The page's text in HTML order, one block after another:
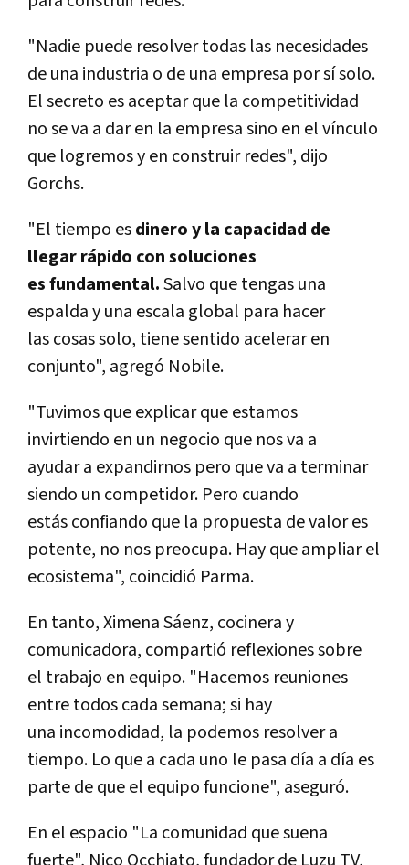
"Nadie puede resolver todas las necesidades
de una industria o de una empresa por sí solo.
El secreto es aceptar que la competitividad
no se va a dar en la empresa sino en el vínculo
que logremos y en construir redes", dijo
Gorchs.
"El tiempo esdinero y la capacidad de
llegar rápido con soluciones
es fundamental.Salvo que tengas una
espalda y una escala global para hacer
las cosas solo, tiene sentido acelerar en
conjunto", agregó Nobile.
"Tuvimos que explicar que estamos
invirtiendo en un negocio que nos va a
ayudar a expandirnos pero que va a terminar
siendo un competidor. Pero cuando
estás confiando que la propuesta de valor es
potente, no nos preocupa. Hay que ampliar el
ecosistema", coincidió Parma.
En tanto, Ximena Sáenz, cocinera y
comunicadora, compartió reflexiones sobre
el trabajo en equipo. "Hacemos reuniones
entre todos cada semana; si hay
una incomodidad, la podemos resolver a
tiempo. Lo que a cada uno le pasa día a día es
parte de que el equipo funcione", aseguró.
En el espacio "La comunidad que suena